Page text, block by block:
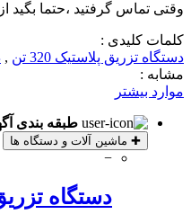
وقتی تماس گرفتید ،حتما بگید
کلمات کلیدی :
دستگاه تزریق پلاستیک 320 تن
,
مشابه :
موارد بیشتر
طبقه بندی
✚ ماشین آلات و دستگاه ها
−
دستگاه